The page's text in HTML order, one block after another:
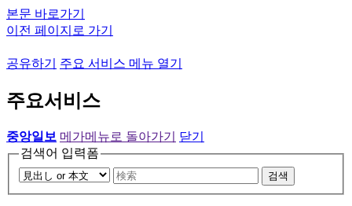
본문 바로가기
이전 페이지로 가기
공유하기 주요 서비스 메뉴 열기
주요서비스
중앙일보 메가메뉴로 돌아가기
닫기
검색어 입력폼
검색